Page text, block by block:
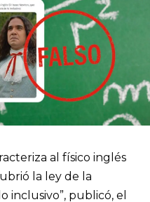
al físico inglés
la ley de la
inclusivo”, publicó, el